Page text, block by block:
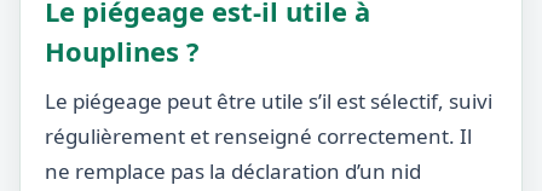
Le piégeage est-il utile à
Houplines ?
Le piégeage peut être utile s’il est sélectif, suivi
régulièrement et renseigné correctement. Il
ne remplace pas la déclaration d’un nid